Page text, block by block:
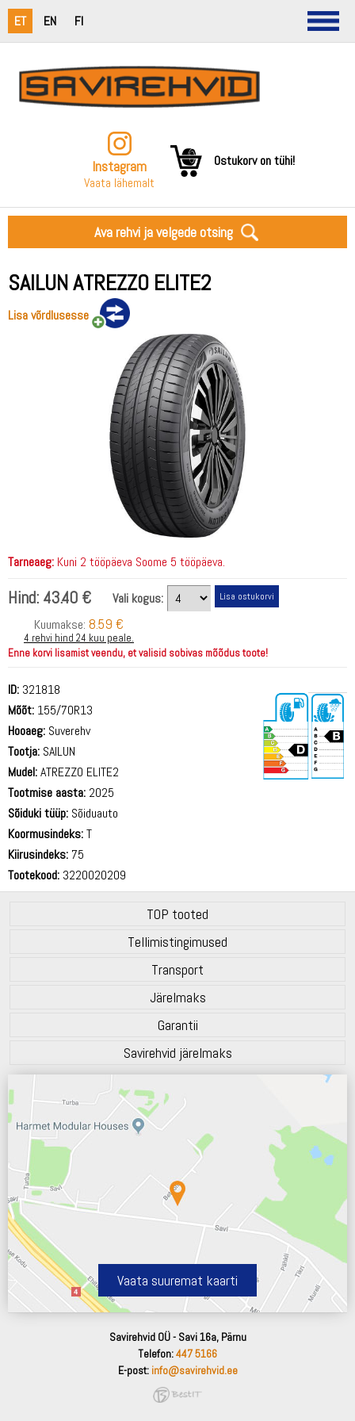
ET EN FI
Instagram
Vaata lähemalt
Ostukorv on tühi!
Ava rehvi ja velgede otsing
SAILUN ATREZZO ELITE2
Lisa võrdlusesse
Tarneaeg: Kuni 2 tööpäeva Soome 5 tööpäeva.
Hind: 43.40 €
Vali kogus:
Kuumakse: 8.59 €
4 rehvi hind 24 kuu peale.
Enne korvi lisamist veendu, et valisid sobivas mõõdus toote!
ID: 321818
Mõõt: 155/70R13
Hooaeg: Suverehv
Tootja: SAILUN
Mudel:ATREZZO ELITE2
Tootmise aasta: 2025
Sõiduki tüüp: Sõiduauto
Koormusindeks:T
Kiirusindeks: 75
Tootekood: 3220020209
TOP tooted
Tellimistingimused
Transport
Järelmaks
Garantii
Savirehvid järelmaks
Vaata suuremat kaarti
Savirehvid OÜ - Savi 16a, Pärnu
Telefon:447 5166
E-post: info@savirehvid.ee